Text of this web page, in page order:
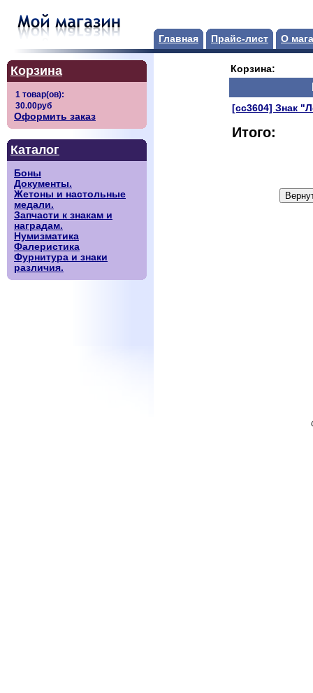
Главная Прайс-лист О
Корзина
Оформить заказ
Каталог
Боны
Документы.
Жетоны и настольные
медали.
Запчасти к знакам и
наградам.
Нумизматика
Фалеристика
Фурнитура и знаки
различия.
Корзина:
[сс3604] Знак
Итого: